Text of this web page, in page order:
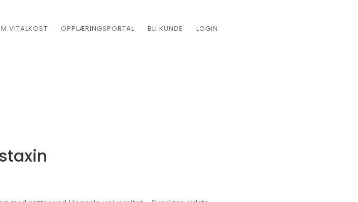
VITALKOST OPPLÆRINGSPORTAL BLI KUNDE LOGIN